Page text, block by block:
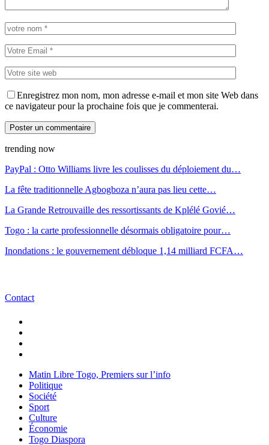
Enregistrez mon nom, mon adresse e-mail et mon site Web dans
ce navigateur pour la prochaine fois que je commenterai.
trending now
PayPal : Otto Williams livre les coulisses du déploiement du…
La fête traditionnelle Agbogboza n’aura pas lieu cette…
La Grande Retrouvaille des ressortissants de Kplélé Govié…
Togo : la carte professionnelle désormais obligatoire pour…
Inondations : le gouvernement débloque 1,14 milliard FCFA…
Contact
Matin Libre Togo, Premiers sur l’info
Politique
Société
Sport
Culture
Économie
Togo Diaspora